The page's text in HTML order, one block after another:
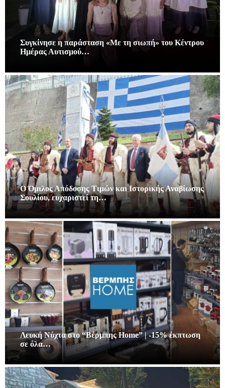
Συγκίνησε η παράσταση «Με τη σιωπή» του Κέντρου
Ημέρας Αυτισμού…
Ο Όμιλος Απόδοσης Τιμών και Ιστορικής Αναβίωσης
Σουλίου, ευχαριστεί τη…
Λευκή Νύχτα στο “Βέρμπης Home” | -15% έκπτωση
σε όλα…